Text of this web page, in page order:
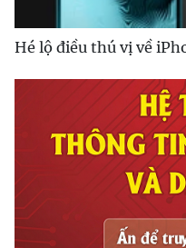
Hé lộ điều thú vị về